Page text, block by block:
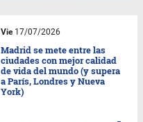
Vie17/07/2026
Madrid se mete entre las
ciudades con mejor calidad
de vida del mundo (y supera
a París, Londres y Nueva
York)